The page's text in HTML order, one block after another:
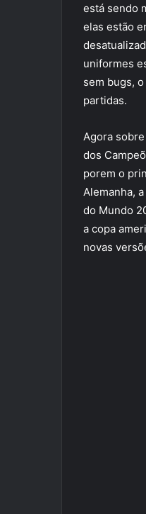
está sendo
elas estão
uniformes
sem bugs,
partidas.
Agora
dos
porem o
Alemanha,
do Mundo
a copa
novas